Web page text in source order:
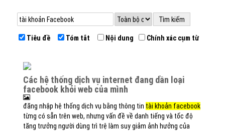
Tiêu đề Tóm tắt Nội dung Chính xác cụm từ
các hệ thống dịch vụ internet đang dần loại
facebook khỏi web của mình
đăng nhập hệ thống dịch vụ bằng thông tin tài khoản facebook
từng có sẵn trên web, nhưng vấn đề về danh tiếng và tốc độ
tăng trưởng người dùng trì trệ làm suy giảm ảnh hưởng của